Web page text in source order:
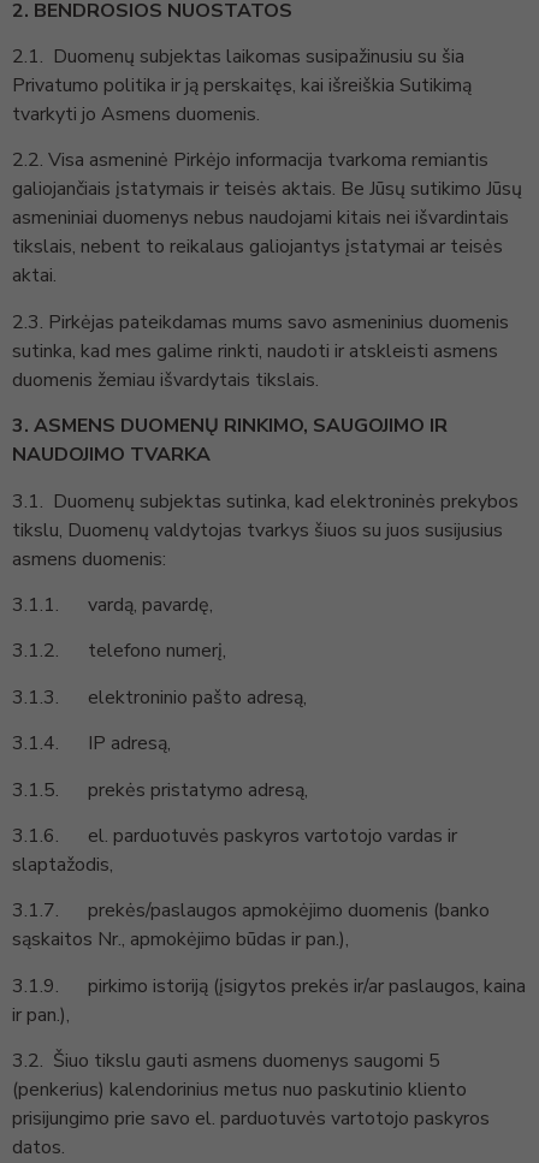
2. BENDROSIOS NUOSTATOS
2.1. Duomenų subjektas laikomas susipažinusiu su šia
Privatumo politika ir ją perskaitęs, kai išreiškia Sutikimą
tvarkyti jo Asmens duomenis.
2.2. Visa asmeninė Pirkėjo informacija tvarkoma remiantis
galiojančiais įstatymais ir teisės aktais. Be Jūsų sutikimo Jūsų
asmeniniai duomenys nebus naudojami kitais nei išvardintais
tikslais, nebent to reikalaus galiojantys įstatymai ar teisės
aktai.
2.3. Pirkėjas pateikdamas mums savo asmeninius duomenis
sutinka, kad mes galime rinkti, naudoti ir atskleisti asmens
duomenis žemiau išvardytais tikslais.
3. ASMENS DUOMENŲ RINKIMO, SAUGOJIMO IR
NAUDOJIMO TVARKA
3.1. Duomenų subjektas sutinka, kad elektroninės prekybos
tikslu, Duomenų valdytojas tvarkys šiuos su juos susijusius
asmens duomenis:
3.1.1. vardą, pavardę,
3.1.2. telefono numerį,
3.1.3. elektroninio pašto adresą,
3.1.4. IP adresą,
3.1.5. prekės pristatymo adresą,
3.1.6. el. parduotuvės paskyros vartotojo vardas ir
slaptažodis,
3.1.7. prekės/paslaugos apmokėjimo duomenis (banko
sąskaitos Nr., apmokėjimo būdas ir pan.),
3.1.9. pirkimo istoriją (įsigytos prekės ir/ar paslaugos, kaina
ir pan.),
3.2. Šiuo tikslu gauti asmens duomenys saugomi 5
(penkerius) kalendorinius metus nuo paskutinio kliento
prisijungimo prie savo el. parduotuvės vartotojo paskyros
datos.